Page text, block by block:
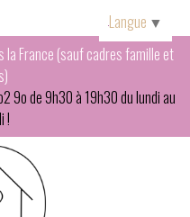
la France (sauf cadres famille et
9o de 9h30 à 19h30 du lundi au
!
Langue ▼